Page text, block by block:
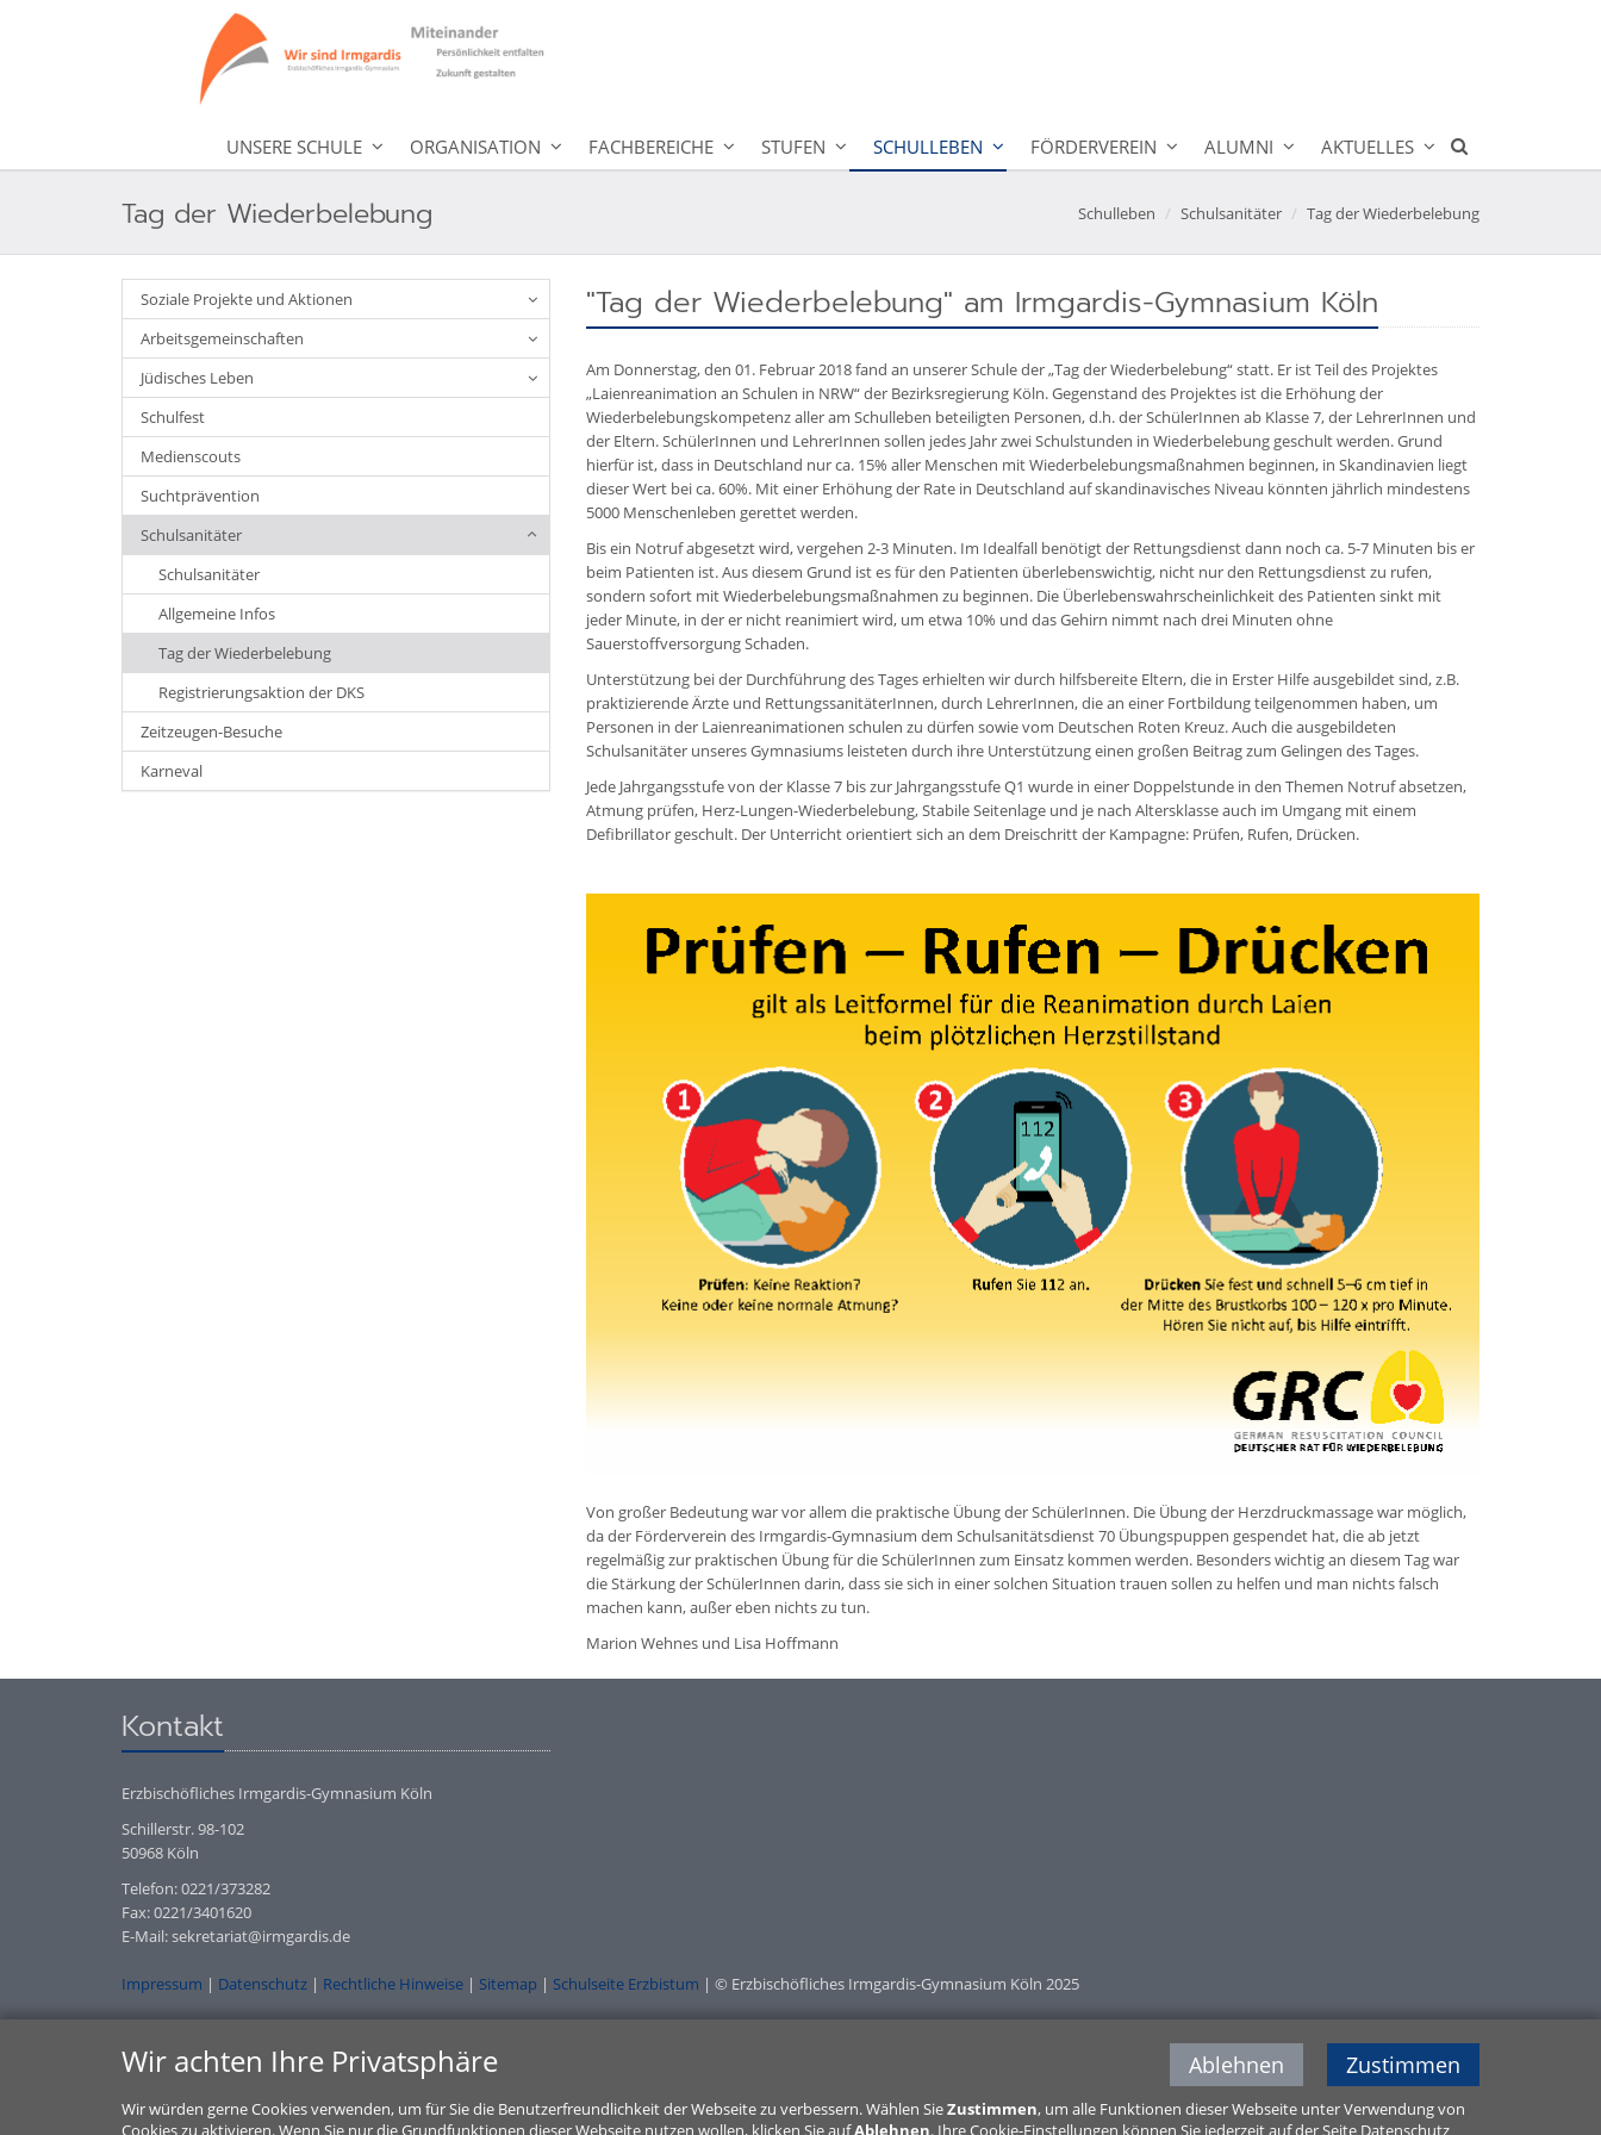
UNSERE SCHULE ORGANISATION FACHBEREICHE STUFEN SCHULLEBEN FÖRDERVEREIN ALUMNI AKTUELLES
Tag der Wiederbelebung Schulleben Schulsanitäter Tag der Wiederbelebung
Soziale Projekte und Aktionen
Arbeitsgemeinschaften
Jüdisches Leben
Schulfest
Medienscouts
Suchtprävention
Schulsanitäter
Schulsanitäter
Allgemeine Infos
Tag der Wiederbelebung
Registrierungsaktion der DKS
Zeitzeugen-Besuche
Karneval
"Tag der Wiederbelebung" am Irmgardis-Gymnasium Köln
Am Donnerstag, den 01. Februar 2018 fand an unserer Schule der „Tag der Wiederbelebung“ statt. Er ist Teil des Projektes
„Laienreanimation an Schulen in NRW“ der Bezirksregierung Köln. Gegenstand des Projektes ist die Erhöhung der
Wiederbelebungskompetenz aller am Schulleben beteiligten Personen, d.h. der SchülerInnen ab Klasse 7, der LehrerInnen und
der Eltern. SchülerInnen und LehrerInnen sollen jedes Jahr zwei Schulstunden in Wiederbelebung geschult werden. Grund
hierfür ist, dass in Deutschland nur ca. 15% aller Menschen mit Wiederbelebungsmaßnahmen beginnen, in Skandinavien liegt
dieser Wert bei ca. 60%. Mit einer Erhöhung der Rate in Deutschland auf skandinavisches Niveau könnten jährlich mindestens
5000 Menschenleben gerettet werden.
Bis ein Notruf abgesetzt wird, vergehen 2-3 Minuten. Im Idealfall benötigt der Rettungsdienst dann noch ca. 5-7 Minuten bis er
beim Patienten ist. Aus diesem Grund ist es für den Patienten überlebenswichtig, nicht nur den Rettungsdienst zu rufen,
sondern sofort mit Wiederbelebungsmaßnahmen zu beginnen. Die Überlebenswahrscheinlichkeit des Patienten sinkt mit
jeder Minute, in der er nicht reanimiert wird, um etwa 10% und das Gehirn nimmt nach drei Minuten ohne
Sauerstoffversorgung Schaden.
Unterstützung bei der Durchführung des Tages erhielten wir durch hilfsbereite Eltern, die in Erster Hilfe ausgebildet sind, z.B.
praktizierende Ärzte und RettungssanitäterInnen, durch LehrerInnen, die an einer Fortbildung teilgenommen haben, um
Personen in der Laienreanimationen schulen zu dürfen sowie vom Deutschen Roten Kreuz. Auch die ausgebildeten
Schulsanitäter unseres Gymnasiums leisteten durch ihre Unterstützung einen großen Beitrag zum Gelingen des Tages.
Jede Jahrgangsstufe von der Klasse 7 bis zur Jahrgangsstufe Q1 wurde in einer Doppelstunde in den Themen Notruf absetzen,
Atmung prüfen, Herz-Lungen-Wiederbelebung, Stabile Seitenlage und je nach Altersklasse auch im Umgang mit einem
Defibrillator geschult. Der Unterricht orientiert sich an dem Dreischritt der Kampagne: Prüfen, Rufen, Drücken.
Von großer Bedeutung war vor allem die praktische Übung der SchülerInnen. Die Übung der Herzdruckmassage war möglich,
da der Förderverein des Irmgardis-Gymnasium dem Schulsanitätsdienst 70 Übungspuppen gespendet hat, die ab jetzt
regelmäßig zur praktischen Übung für die SchülerInnen zum Einsatz kommen werden. Besonders wichtig an diesem Tag war
die Stärkung der SchülerInnen darin, dass sie sich in einer solchen Situation trauen sollen zu helfen und man nichts falsch
machen kann, außer eben nichts zu tun.
Marion Wehnes und Lisa Hoffmann
Kontakt
Erzbischöfliches Irmgardis-Gymnasium Köln
Schillerstr. 98-102
50968 Köln
Telefon: 0221/373282
Fax: 0221/3401620
E-Mail: sekretariat@irmgardis.de
Impressum | Datenschutz | Rechtliche Hinweise | Sitemap | Schulseite Erzbistum | © Erzbischöfliches Irmgardis-Gymnasium Köln 2025
Wir achten Ihre Privatsphäre Ablehnen Zustimmen
Wir würden gerne Cookies verwenden, um für Sie die Benutzerfreundlichkeit der Webseite zu verbessern. Wählen SieZustimmen, um alle Funktionen dieser Webseite unter Verwendung von
Cookies zu aktivieren. Wenn Sie nur die Grundfunktionen dieser Webseite nutzen wollen, klicken Sie aufAblehnen. Ihre Cookie-Einstellungen können Sie jederzeit auf der Seite Datenschutz